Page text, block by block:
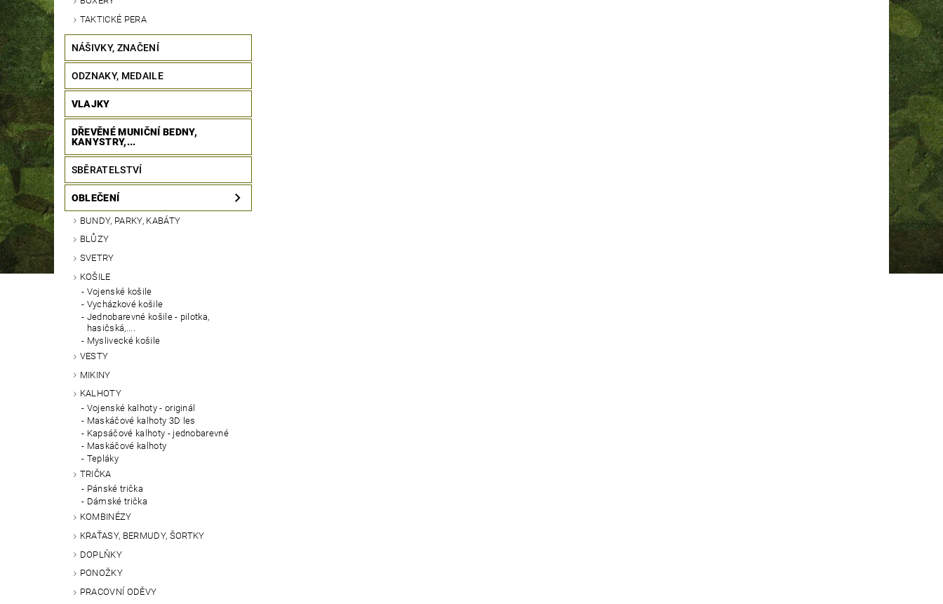
TAKTICKÉ PERA
NÁŠIVKY, ZNAČENÍ
ODZNAKY, MEDAILE
VLAJKY
DŘEVĚNÉ MUNIČNÍ BEDNY,
KANYSTRY,...
SBĚRATELSTVÍ
OBLEČENÍ
BUNDY, PARKY, KABÁTY
BLŮZY
SVETRY
KOŠILE
Vojenské košile
Vycházkové košile
Jednobarevné košile - pilotka,
hasičská,....
Myslivecké košile
VESTY
MIKINY
KALHOTY
Vojenské kalhoty - originál
Maskáčové kalhoty 3D les
Kapsáčové kalhoty - jednobarevné
Maskáčové kalhoty
Tepláky
TRIČKA
Pánské trička
Dámské trička
KOMBINÉZY
KRAŤASY, BERMUDY, ŠORTKY
DOPLŇKY
PONOŽKY
PRACOVNÍ ODĚVY